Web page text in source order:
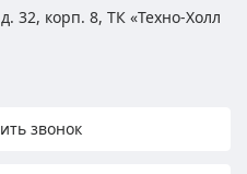
32, корп. 8, ТК «Техно-Холл
звонок